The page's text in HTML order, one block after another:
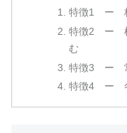
特徴1 ー 枝
特徴2 ー 枯
む
特徴3 ー 常
特徴4 ー 冬